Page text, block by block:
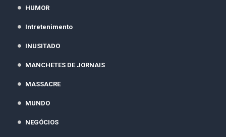
HUMOR
Intretenimento
INUSITADO
MANCHETES DE JORNAIS
MASSACRE
MUNDO
NEGÓCIOS